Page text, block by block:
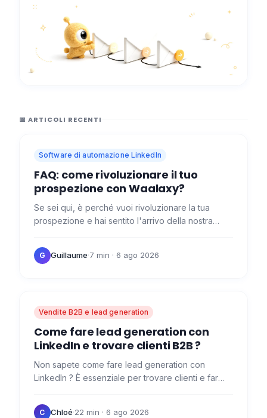
📅 ARTICOLI RECENTI
Software di automazione LinkedIn
FAQ: come rivoluzionare il tuo
prospezione con Waalaxy?
Se sei qui, è perché vuoi rivoluzionare la tua
prospezione e hai sentito l'arrivo della nostra
Waalaxy ora ! Ecco le…
G Guillaume·7 min · 6 ago 2026
Vendite B2B e lead generation
Come fare lead generation con
LinkedIn e trovare clienti B2B ?
Non sapete come fare lead generation con
LinkedIn ? È essenziale per trovare clienti e far
trovare clienti, è…
C Chloé·22 min · 6 ago 2026